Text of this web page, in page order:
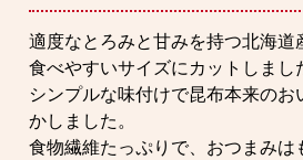
適度なとろみと甘みを持つ北海道
食べやすいサイズにカットしまし
シンプルな味付けで昆布本来のお
かしました。
食物繊維たっぷりで、おつまみは